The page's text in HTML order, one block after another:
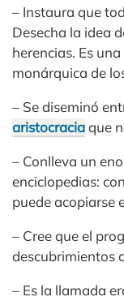
– Instaura que
Desecha la idea
herencias. Es
monárquica de
– Se diseminó
aristocraciaque
– Conlleva un
enciclopedias:
puede acopiarse
– Cree que el
descubrimientos
– Es la llamada